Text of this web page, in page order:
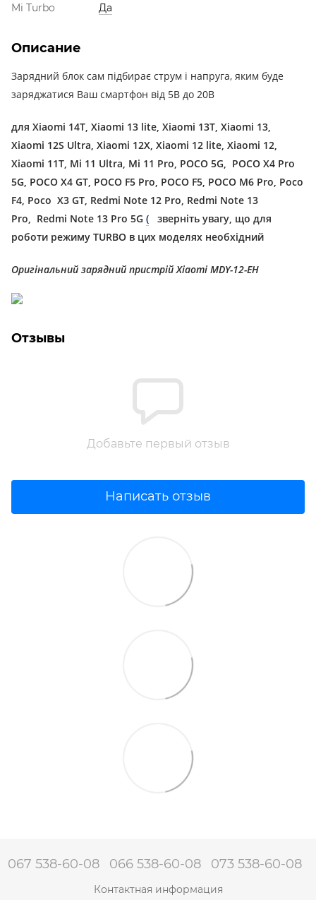
Mi Turbo
Да
Описание
Зарядний блок сам підбирає струм і напруга, яким буде
заряджатися Ваш смартфон від 5В до 20В
для Xiaomi 14T, Xiaomi 13 lite, Xiaomi 13T, Xiaomi 13,
Xiaomi 12S Ultra, Xiaomi 12X, Xiaomi 12 lite, Xiaomi 12,
Xiaomi 11T, Mi 11 Ultra, Mi 11 Pro, POCO 5G, POCO X4 Pro
5G, POCO X4 GT, POCO F5 Pro, POCO F5, POCO M6 Pro, Poco
F4, Poco X3 GT, Redmi Note 12 Pro, Redmi Note 13
Pro, Redmi Note 13 Pro 5G ( зверніть увагу, що для
роботи режиму TURBO в цих моделях необхідний
Оригінальний зарядний пристрій Xiaomi MDY-12-EH
Отзывы
Добавьте первый отзыв
Написать отзыв
067 538-60-08 066 538-60-08 073 538-60-08
Контактная информация